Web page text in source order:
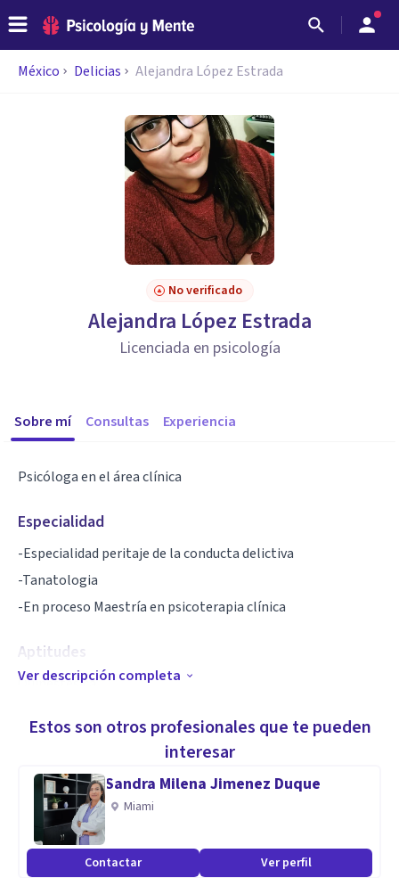
México Delicias Alejandra López Estrada
No verificado
Alejandra López Estrada
Licenciada en psicología
Sobre mí Consultas Experiencia
Psicóloga en el área clínica
Especialidad
-Especialidad peritaje de la conducta delictiva
-Tanatologia
-En proceso Maestría en psicoterapia clínica
Aptitudes
Quinestesica
Visual
Ver descripción completa
Estos son otros profesionales que te pueden
interesar
Sandra Milena Jimenez Duque
Miami
Contactar Ver perfil